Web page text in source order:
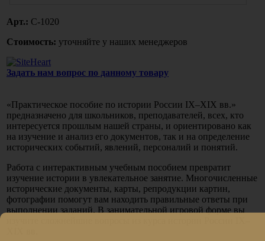
Арт.: С-1020
Стоимость: уточняйте у наших менеджеров
Задать нам вопрос по данному товару
«Практическое пособие по истории России IХ–ХIХ вв.»
предназначено для школьников, преподавателей, всех, кто
интересуется прошлым нашей страны, и ориентировано как
на изучение и анализ его документов, так и на определение
исторических событий, явлений, персоналий и понятий.
Работа с интерактивным учебным пособием превратит
изучение истории в увлекательное занятие. Многочисленные
исторические документы, карты, репродукции картин,
фотографии помогут вам находить правильные ответы при
выполнении заданий. В занимательной игровой форме вы